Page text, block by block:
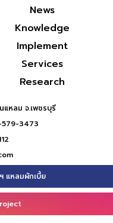
News
Knowledge
Implement
Services
Research
แหลม จ.เพชรบุรี
3473
แหลมผักเบี้ย